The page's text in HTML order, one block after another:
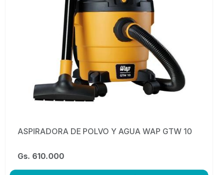
ASPIRADORA DE POLVO Y AGUA WAP GTW 10
Gs. 610.000